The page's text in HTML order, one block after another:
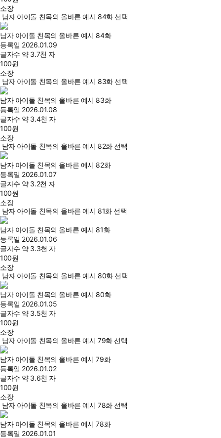
소장
남자 아이돌 친목의 올바른 예시 84화 선택
남자 아이돌 친목의 올바른 예시 84화
등록일 2026.01.09
글자수 약 3.7천 자
100원
소장
남자 아이돌 친목의 올바른 예시 83화 선택
남자 아이돌 친목의 올바른 예시 83화
등록일 2026.01.08
글자수 약 3.4천 자
100원
소장
남자 아이돌 친목의 올바른 예시 82화 선택
남자 아이돌 친목의 올바른 예시 82화
등록일 2026.01.07
글자수 약 3.2천 자
100원
소장
남자 아이돌 친목의 올바른 예시 81화 선택
남자 아이돌 친목의 올바른 예시 81화
등록일 2026.01.06
글자수 약 3.3천 자
100원
소장
남자 아이돌 친목의 올바른 예시 80화 선택
남자 아이돌 친목의 올바른 예시 80화
등록일 2026.01.05
글자수 약 3.5천 자
100원
소장
남자 아이돌 친목의 올바른 예시 79화 선택
남자 아이돌 친목의 올바른 예시 79화
등록일 2026.01.02
글자수 약 3.6천 자
100원
소장
남자 아이돌 친목의 올바른 예시 78화 선택
남자 아이돌 친목의 올바른 예시 78화
등록일 2026.01.01